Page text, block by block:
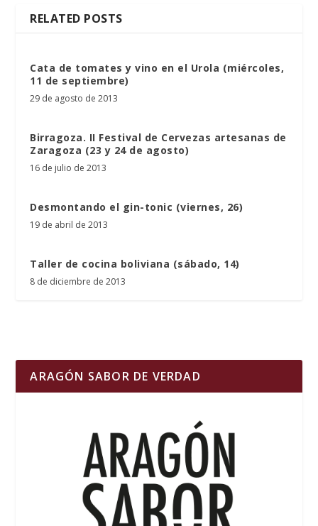
RELATED POSTS
Cata de tomates y vino en el Urola (miércoles,
11 de septiembre)
29 de agosto de 2013
Birragoza. II Festival de Cervezas artesanas de
Zaragoza (23 y 24 de agosto)
16 de julio de 2013
Desmontando el gin-tonic (viernes, 26)
19 de abril de 2013
Taller de cocina boliviana (sábado, 14)
8 de diciembre de 2013
ARAGÓN SABOR DE VERDAD